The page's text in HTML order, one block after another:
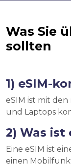
Was Sie
sollten
1) eSIM-
eSIM ist mit
und Laptops
2) Was ist
Eine eSIM ist
einen